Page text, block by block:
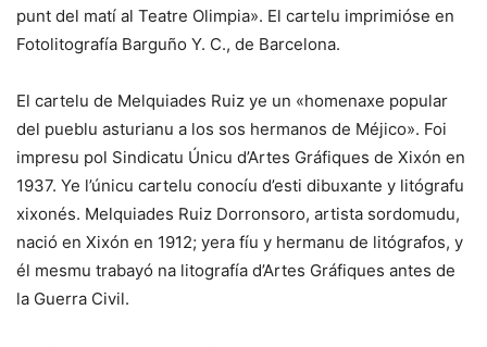
punt del matí al Teatre Olimpia». El cartelu imprimióse en
Fotolitografía Barguño Y. C., de Barcelona.
El cartelu de Melquiades Ruiz ye un «homenaxe popular
del pueblu asturianu a los sos hermanos de Méjico». Foi
impresu pol Sindicatu Únicu d’Artes Gráfiques de Xixón en
1937. Ye l’únicu cartelu conocíu d’esti dibuxante y litógrafu
xixonés. Melquiades Ruiz Dorronsoro, artista sordomudu,
nació en Xixón en 1912; yera fíu y hermanu de litógrafos, y
él mesmu trabayó na litografía d’Artes Gráfiques antes de
la Guerra Civil.